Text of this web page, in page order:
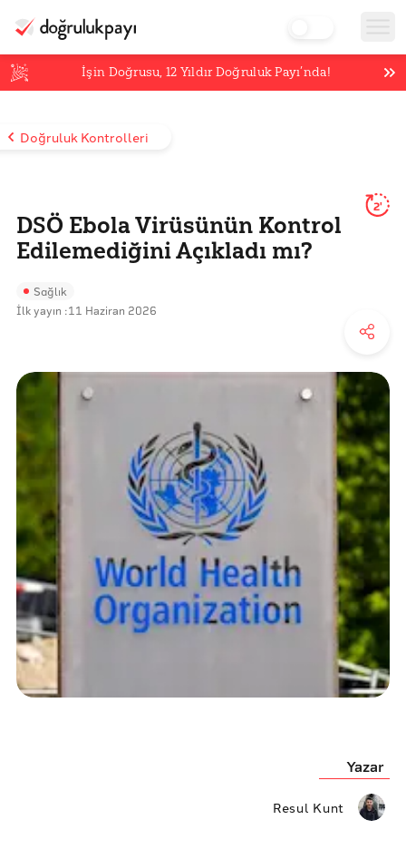
İşin Doğrusu,12 Yıldır Doğruluk Payı’nda!
Doğruluk Kontrolleri
DSÖ Ebola Virüsünün Kontrol
Edilemediğini Açıkladı mı?
2'
Sağlık
İlk yayın :11 Haziran 2026
Yazar
Resul Kunt